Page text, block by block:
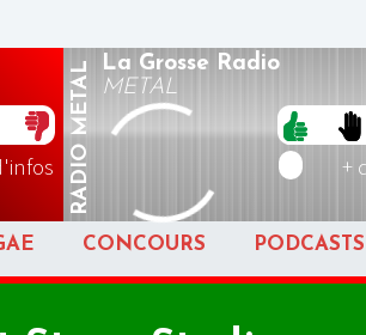
RADIO
METAL La Grosse Radio
METAL
+
CONCOURS PODCASTS